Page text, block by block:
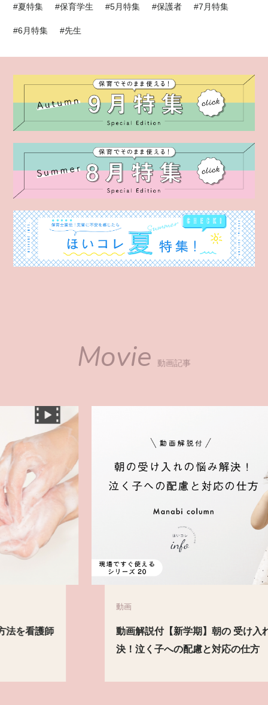
#夏特集 #保育学生 #5月特集 #保護者 #7月特集
#6月特集 #先生
Movie 動画記事
動画解説付【新学期】朝の 受け入れ の悩み解
決！泣く子への配慮と対応の仕方